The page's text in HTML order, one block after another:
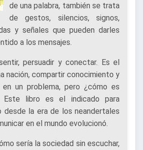
de una palabra, también se trata
de gestos, silencios, signos,
y señales que pueden darles
a los mensajes.
persuadir y conectar. Es el
nación, compartir conocimiento y
un problema, pero ¿cómo es
Este libro es el indicado para
desde la era de los neandertales
en el mundo evolucionó.
sería la sociedad sin escuchar,